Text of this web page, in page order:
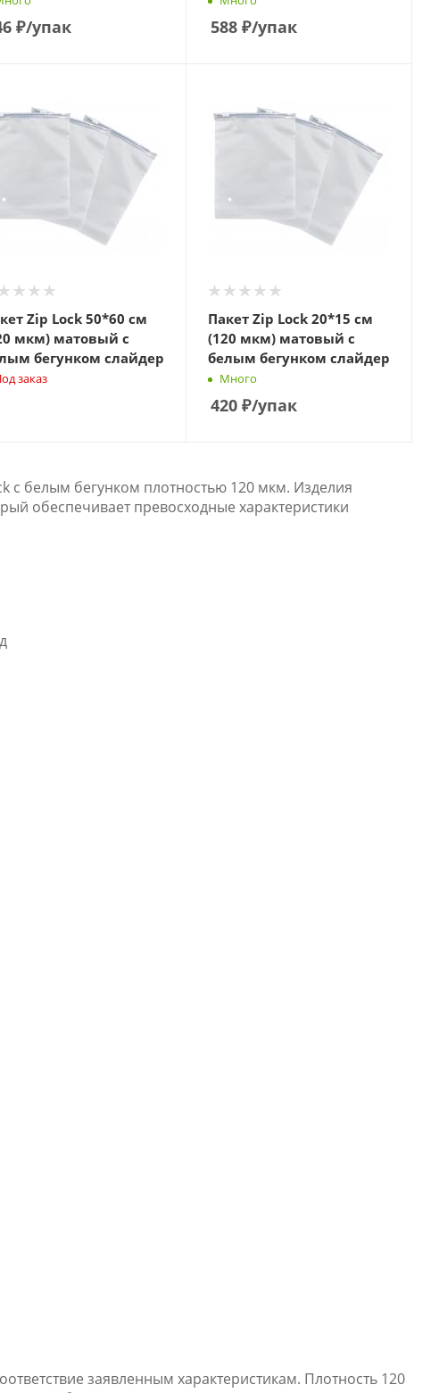
₽/упак 588 ₽/упак
Zip Lock 50*60 см
мкм) матовый с
бегунком слайдер
заказ
Пакет Zip Lock 20*15 см
(120 мкм) матовый с
белым бегунком слайдер
Много
420 ₽/упак
с белым бегунком плотностью 120 мкм. Изделия
обеспечивает превосходные характеристики
заявленным характеристикам. Плотность 120